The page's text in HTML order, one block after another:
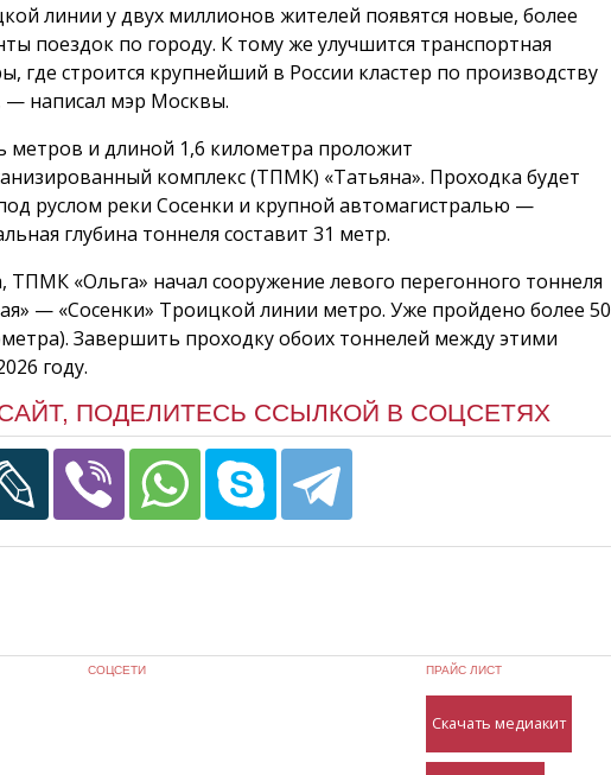
линии у двух миллионов жителей появятся новые, более
поездок по городу. К тому же улучшится транспортная
где строится крупнейший в России кластер по производству
— написал мэр Москвы.
и длиной 1,6 километра проложит
комплекс (ТПМК) «Татьяна». Проходка будет
руслом реки Сосенки и крупной автомагистралью —
глубина тоннеля составит 31 метр.
ТПМК «Ольга» начал сооружение левого перегонного тоннеля
— «Сосенки» Троицкой линии метро. Уже пройдено более 50
Завершить проходку обоих тоннелей между этими
году.
ПОДЕЛИТЕСЬ ССЫЛКОЙ В СОЦСЕТЯХ
СОЦСЕТИ ПРАЙС ЛИСТ
Скачать медиакит